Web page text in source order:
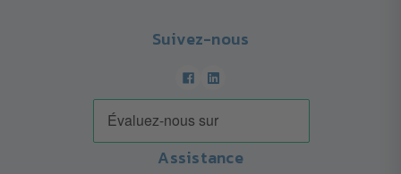
Suivez-nous
Assistance